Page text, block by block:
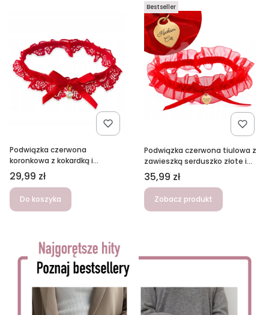
Podwiązka czerwona
koronkowa z kokardką i
cyrkonią
Cena
29,99 zł
Do koszyka
Bestseller
Podwiązka czerwona tiulowa z
zawieszką serduszko złote i
grawerem do wyboru
Cena
35,99 zł
Zobacz produkt